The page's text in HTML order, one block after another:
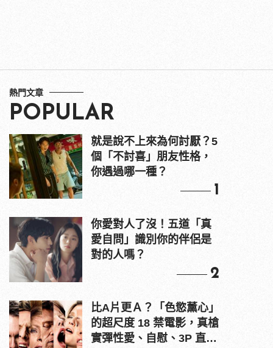
熱門文章
POPULAR
就是說不上來為何討厭？5
個「不討喜」朋友性格，
你遇過哪一種？
1
你愛對人了沒！五道「真
愛自問」識別你的伴侶是
對的人嗎？
2
比A片更Ａ？「色慾薰心」
的超尺度 18 禁電影，真槍
實彈性愛、自慰、3P 直接